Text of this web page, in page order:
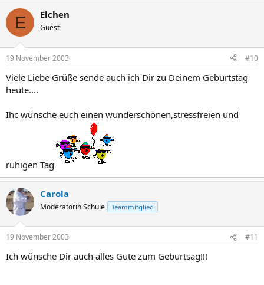
E Elchen
Guest
19 November 2003 #10
Viele Liebe Grüße sende auch ich Dir zu Deinem Geburtstag
heute....
Ihc wünsche euch einen wunderschönen,stressfreien und
ruhigen Tag
Carola
Moderatorin Schule Teammitglied
19 November 2003 #11
Ich wünsche Dir auch alles Gute zum Geburtsag!!!